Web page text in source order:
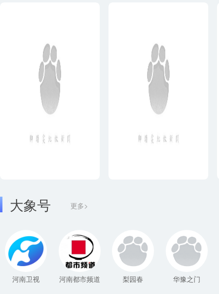
大象号 更多>
河南卫视 河南都市频道 梨园春 华豫之门